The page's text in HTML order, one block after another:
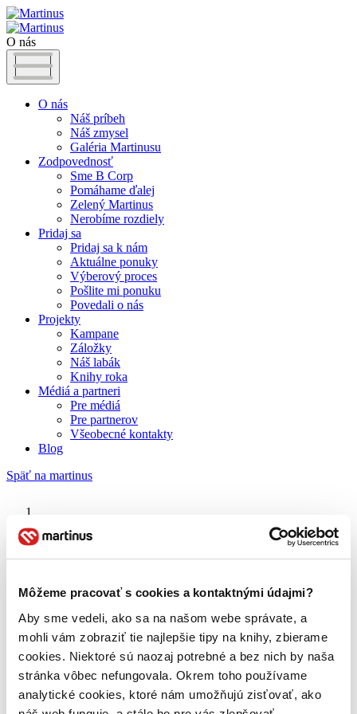
Môžeme pracovať s cookies a kontaktnými údajmi?
Aby sme vedeli, ako sa na našom webe správate, a
mohli vám zobraziť tie najlepšie tipy na knihy, zbierame
cookies. Niektoré sú naozaj potrebné a bez nich by naša
stránka vôbec nefungovala. Okrem toho používame
analytické cookies, ktoré nám umožňujú zisťovať, ako
O nás
O nás
Náš príbeh
Náš zmysel
Galéria Martinusu
Zodpovednosť
Sme B Corp
Pomáhame ďalej
Zelený Martinus
Nerobíme rozdiely
Pridaj sa
Pridaj sa k nám
Aktuálne ponuky
Výberový proces
Pošlite mi ponuku
Povedali o nás
Projekty
Kampane
Záložky
Náš labák
Knihy roka
Médiá a partneri
Pre médiá
Pre partnerov
Všeobecné kontakty
Blog
Späť na martinus
Nora
O nás
Náš príbeh
Galéria Martinusu
Zodpovednosť
Sme B Corp